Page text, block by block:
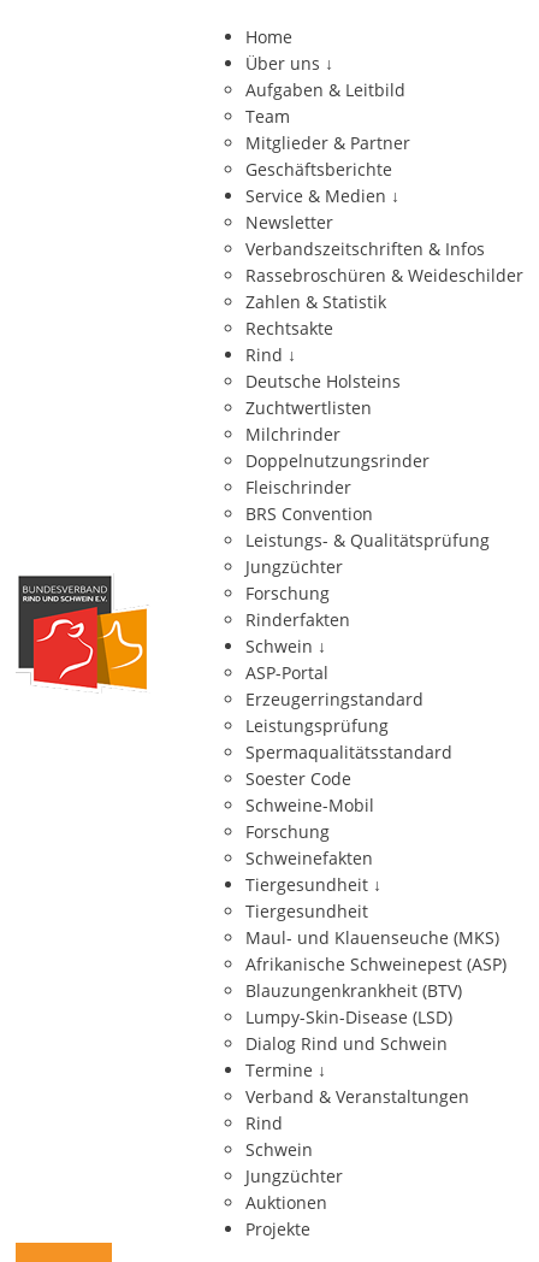
Home
Über uns ↓
Aufgaben & Leitbild
Team
Mitglieder & Partner
Geschäftsberichte
Service & Medien ↓
Newsletter
Verbandszeitschriften & Infos
Rassebroschüren & Weideschilder
Zahlen & Statistik
Rechtsakte
Rind ↓
Deutsche Holsteins
Zuchtwertlisten
Milchrinder
Doppelnutzungsrinder
Fleischrinder
BRS Convention
Leistungs- & Qualitätsprüfung
Jungzüchter
Forschung
Rinderfakten
Schwein ↓
ASP-Portal
Erzeugerringstandard
Leistungsprüfung
Spermaqualitätsstandard
Soester Code
Schweine-Mobil
Forschung
Schweinefakten
Tiergesundheit ↓
Tiergesundheit
Maul- und Klauenseuche (MKS)
Afrikanische Schweinepest (ASP)
Blauzungenkrankheit (BTV)
Lumpy-Skin-Disease (LSD)
Dialog Rind und Schwein
Termine ↓
Verband & Veranstaltungen
Rind
Schwein
Jungzüchter
Auktionen
Projekte